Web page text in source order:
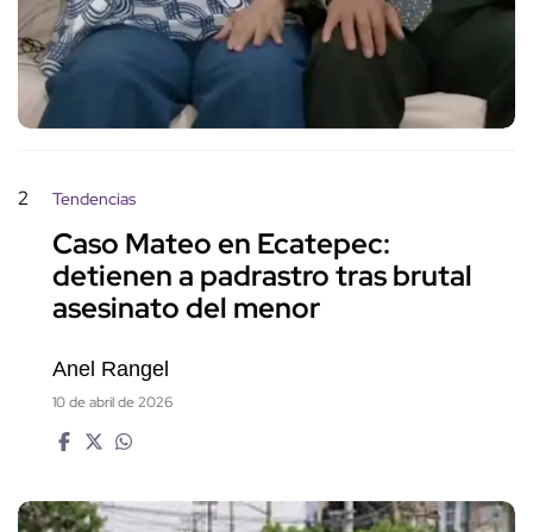
2 Tendencias
Caso Mateo en Ecatepec:
detienen a padrastro tras brutal
asesinato del menor
Anel Rangel
10 de abril de 2026